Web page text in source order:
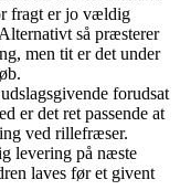
fragt er jo vældig
så præsterer
men tit er det under
forudsat
er det ret passende at
ved rillefræser.
levering på næste
laves før et givent